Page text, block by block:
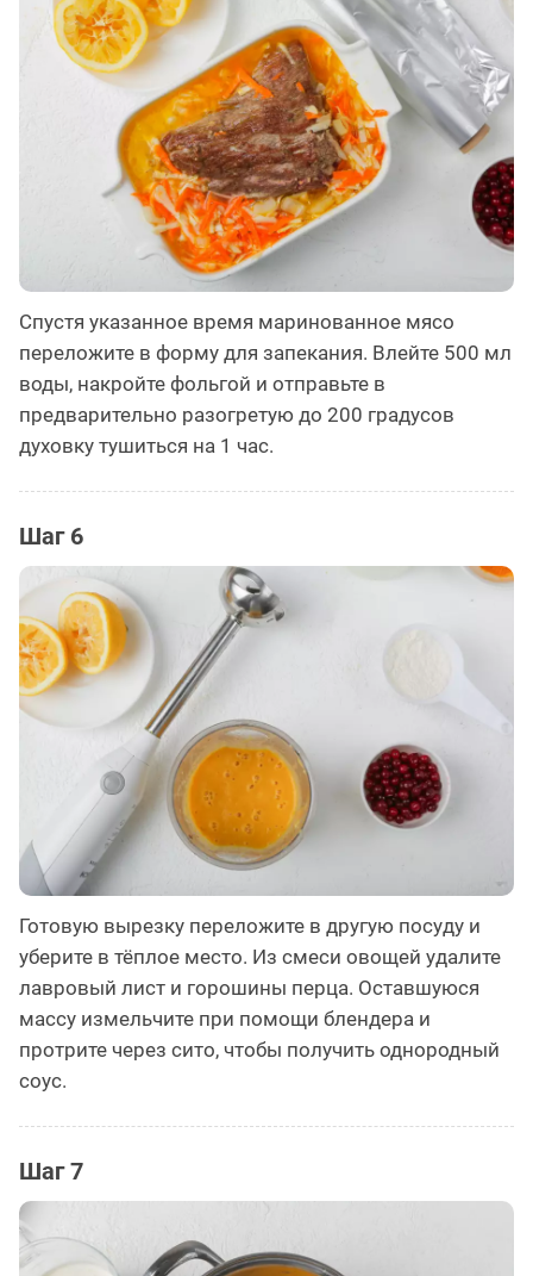
Спустя указанное время маринованное мясо
переложите в форму для запекания. Влейте 500 мл
воды, накройте фольгой и отправьте в
предварительно разогретую до 200 градусов
духовку тушиться на 1 час.
Шаг 6
Готовую вырезку переложите в другую посуду и
уберите в тёплое место. Из смеси овощей удалите
лавровый лист и горошины перца. Оставшуюся
массу измельчите при помощи блендера и
протрите через сито, чтобы получить однородный
соус.
Шаг 7